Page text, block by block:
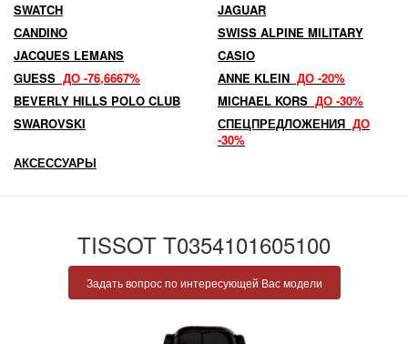
SWATCH
JAGUAR
CANDINO
SWISS ALPINE MILITARY
JACQUES LEMANS
CASIO
GUESS ДО -76,6667% ANNE KLEIN ДО -20%
BEVERLY HILLS POLO CLUB
MICHAEL KORS ДО -30%
SWAROVSKI
СПЕЦПРЕДЛОЖЕНИЯ ДО
-30%
АКСЕССУАРЫ
TISSOT T0354101605100
Задать вопрос по интересующей Вас модели